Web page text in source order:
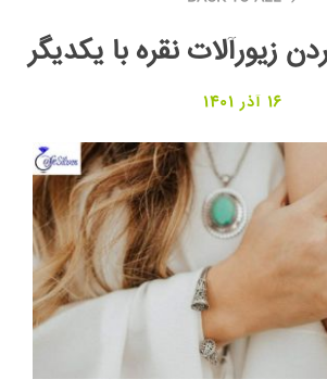
زیورآلات نقره با یکدیگر
16 آذر 1401